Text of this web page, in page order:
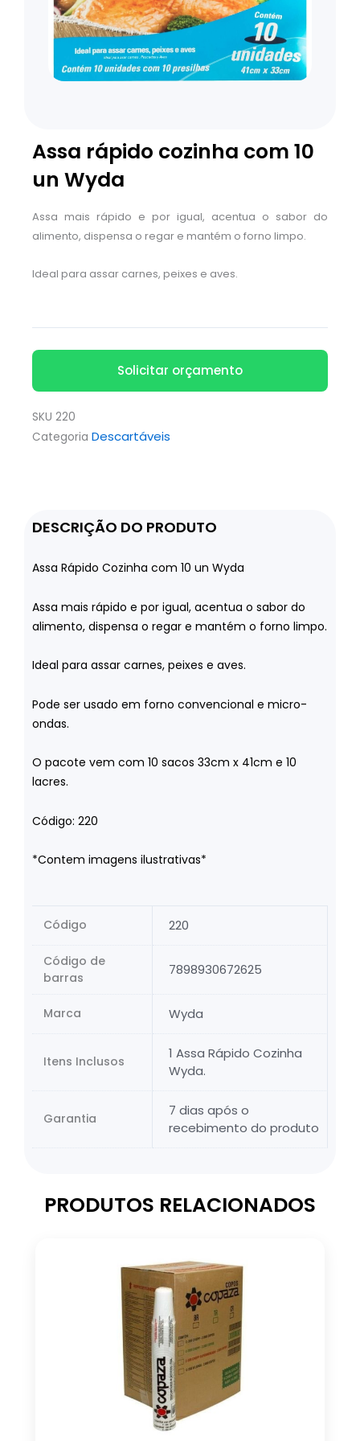
Assa rápido cozinha com 10
un Wyda
Assa mais rápido e por igual, acentua o sabor do
alimento, dispensa o regar e mantém o forno limpo.
Ideal para assar carnes, peixes e aves.
Solicitar orçamento
SKU 220
Categoria Descartáveis
DESCRIÇÃO DO PRODUTO
Assa Rápido Cozinha com 10 un Wyda
Assa mais rápido e por igual, acentua o sabor do
alimento, dispensa o regar e mantém o forno limpo.
Ideal para assar carnes, peixes e aves.
Pode ser usado em forno convencional e micro-
ondas.
O pacote vem com 10 sacos 33cm x 41cm e 10
lacres.
Código: 220
*Contem imagens ilustrativas*
Código 220
Código de
barras
7898930672625
Marca Wyda
Itens Inclusos
1 Assa Rápido Cozinha
Wyda.
Garantia
7 dias após o
recebimento do produto
PRODUTOS RELACIONADOS